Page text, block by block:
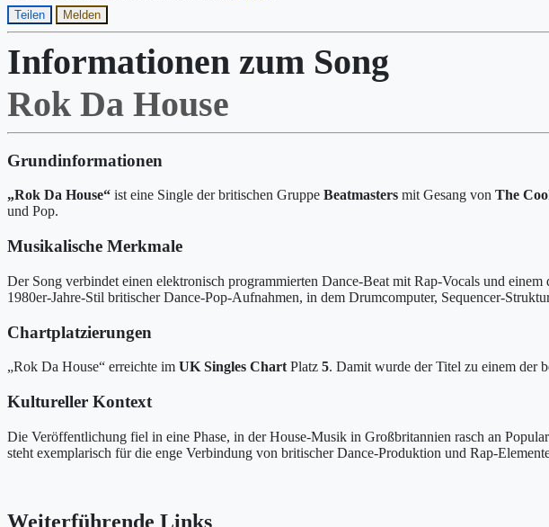
Teilen Melden
Informationen zum Song
Rok Da House
Grundinformationen
„Rok Da House“ ist eine Single der britischen Gruppe Beatmasters mit Gesang von The
und Pop.
Musikalische Merkmale
Der Song verbindet einen elektronisch programmierten Dance-Beat mit Rap-Vocals und
1980er-Jahre-Stil britischer Dance-Pop-Aufnahmen, in dem Drumcomputer, Sequencer-
Chartplatzierungen
„Rok Da House“ erreichte im UK Singles Chart Platz 5. Damit wurde der Titel zu einem der
Kultureller Kontext
Die Veröffentlichung fiel in eine Phase, in der House-Musik in Großbritannien rasch an
steht exemplarisch für die enge Verbindung von britischer Dance-Produktion und Rap-
Weiterführende Links